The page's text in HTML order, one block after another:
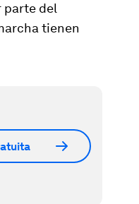
parte del
tienen